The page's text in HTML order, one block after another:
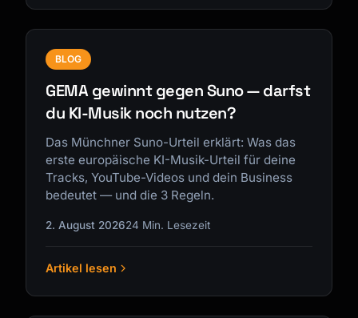
BLOG
GEMA gewinnt gegen Suno — darfst
du KI-Musik noch nutzen?
Das Münchner Suno-Urteil erklärt: Was das
erste europäische KI-Musik-Urteil für deine
Tracks, YouTube-Videos und dein Business
bedeutet — und die 3 Regeln.
2. August 202624 Min. Lesezeit
Artikel lesen